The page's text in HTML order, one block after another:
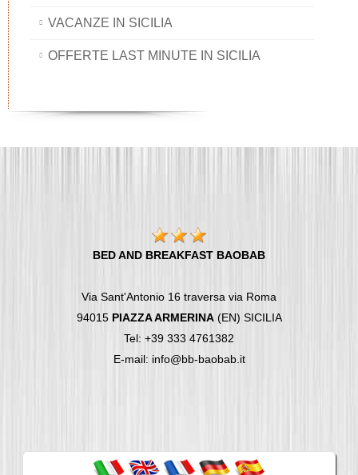
VACANZE IN SICILIA
OFFERTE LAST MINUTE IN SICILIA
BED AND BREAKFAST BAOBAB
Via Sant'Antonio 16 traversa via Roma
94015 PIAZZA ARMERINA(EN) SICILIA
Tel: +39 333 4761382
E-mail: info@bb-baobab.it